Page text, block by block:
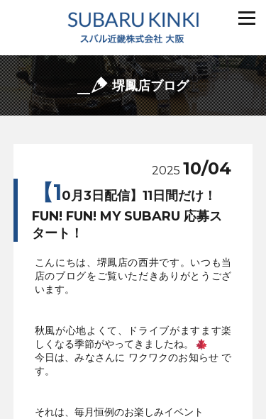
堺鳳店ブログ
2025 10/04
【10月3日配信】11日間だけ！
FUN! FUN! MY SUBARU 応募ス
タート！
こんにちは、堺鳳店の西井です。いつも当
店のブログをご覧いただきありがとうござ
います。
秋風が心地よくて、ドライブがますます楽
しくなる季節がやってきましたね。
今日は、みなさんに ワクワクのお知らせ で
す。
それは、毎月恒例のお楽しみイベント